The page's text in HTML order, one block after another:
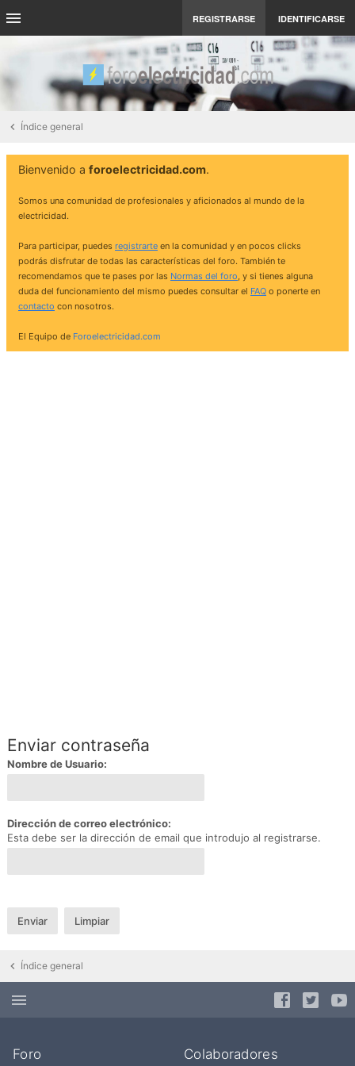
REGISTRARSE IDENTIFICARSE
Índice general
Bienvenido a foroelectricidad.com.
Somos una comunidad de profesionales y aficionados al mundo de la
electricidad.
Para participar, puedes registrarte en la comunidad y en pocos clicks
podrás disfrutar de todas las características del foro. También te
recomendamos que te pases por las Normas del foro, y si tienes alguna
duda del funcionamiento del mismo puedes consultar el FAQ o ponerte en
contacto con nosotros.
El Equipo de Foroelectricidad.com
Enviar contraseña
Nombre de Usuario:
Dirección de correo electrónico:
Esta debe ser la dirección de email que introdujo al registrarse.
Índice general
Foro Colaboradores